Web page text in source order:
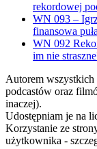
rekordowej
WN 093 –
finansowa
WN 092
im nie
Autorem wszystkich
podcastów oraz
inaczej).
Udostępniam je na
Korzystanie ze
użytkownika -